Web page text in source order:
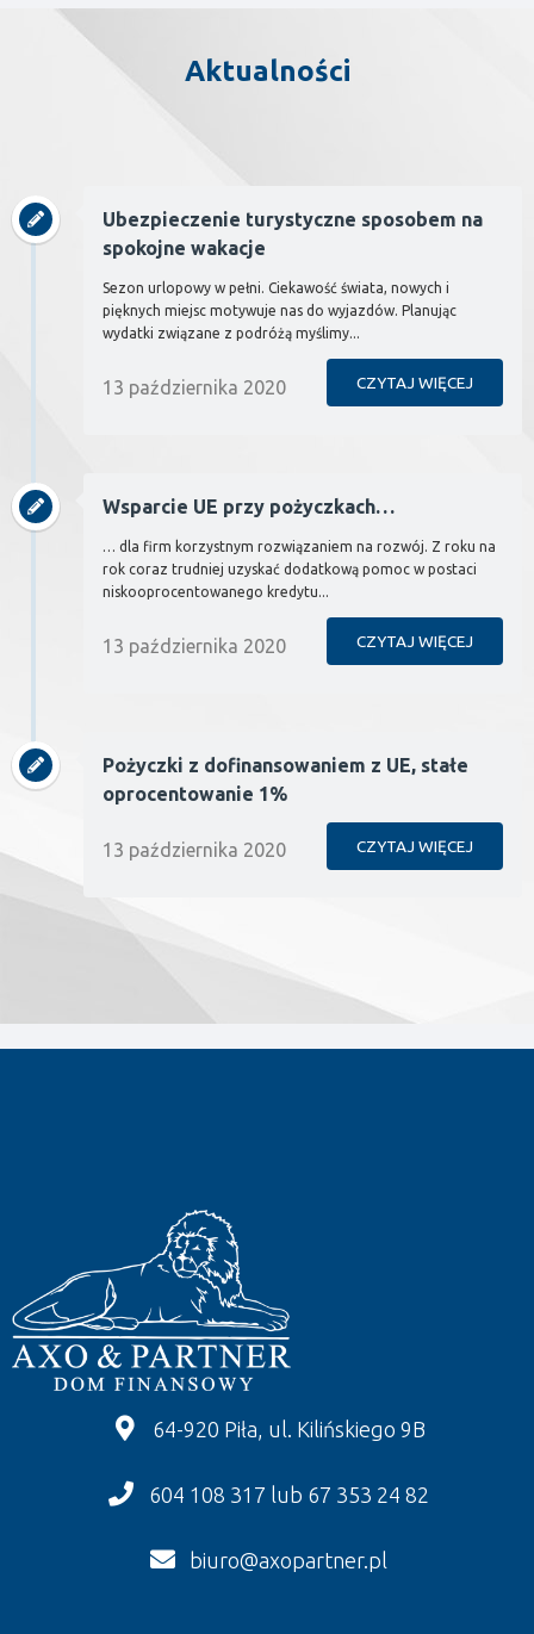
Aktualności
Ubezpieczenie turystyczne sposobem na
spokojne wakacje
Sezon urlopowy w pełni. Ciekawość świata, nowych i
pięknych miejsc motywuje nas do wyjazdów. Planując
wydatki związane z podróżą myślimy...
CZYTAJ WIĘCEJ
13 października 2020
Wsparcie UE przy pożyczkach…
… dla firm korzystnym rozwiązaniem na rozwój. Z roku na
rok coraz trudniej uzyskać dodatkową pomoc w postaci
niskooprocentowanego kredytu...
CZYTAJ WIĘCEJ
13 października 2020
Pożyczki z dofinansowaniem z UE, stałe
oprocentowanie 1%
CZYTAJ WIĘCEJ
13 października 2020
64-920 Piła, ul. Kilińskiego 9B
604 108 317 lub 67 353 24 82
biuro@axopartner.pl